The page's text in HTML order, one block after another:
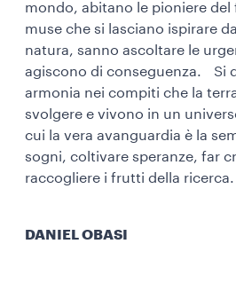
mondo, abitano le pioniere
muse che si lasciano ispirare
natura, sanno ascoltare le
agiscono di conseguenza. Si
armonia nei compiti che la
svolgere e vivono in un
cui la vera avanguardia è la
sogni, coltivare speranze, far
raccogliere i frutti della ricerca.
DANIEL OBASI